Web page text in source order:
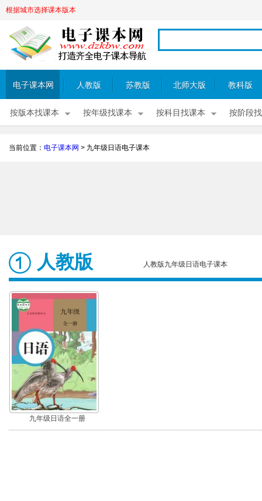
根据城市选择课本版本
电子课本网 人教版 苏教版 北师大版 教科版
按版本找课本 按年级找课本 按科目找课本 按阶段
当前位置： 电子课本网 > 九年级日语电子课本
人教版 人教版九年级日语电子课本
九年级日语全一册